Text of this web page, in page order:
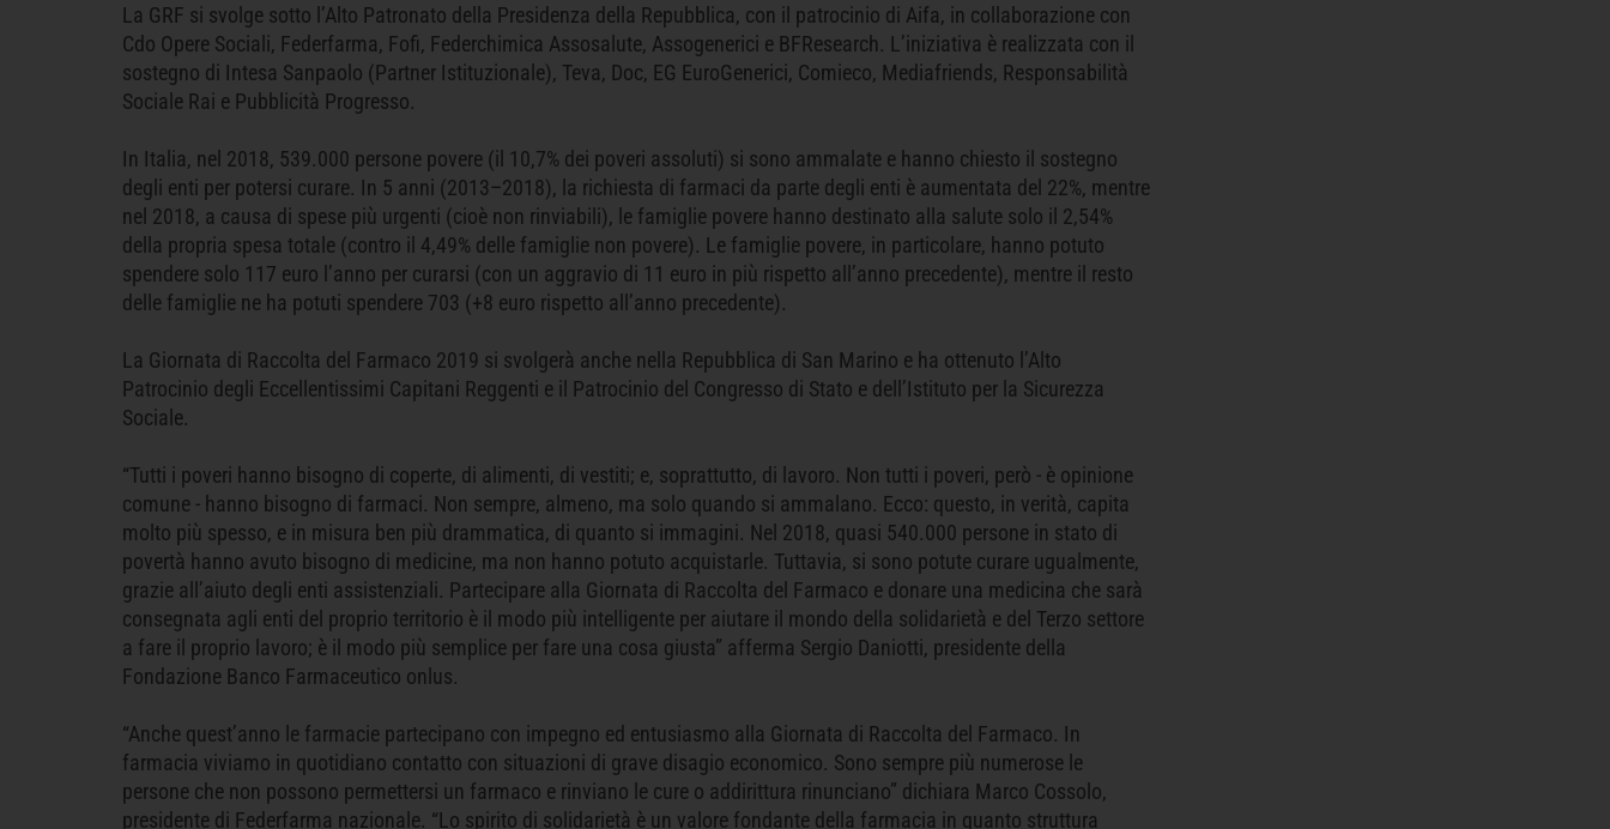
La GRF si svolge sotto l’Alto Patronato della Presidenza della Repubblica, con il patrocinio di Aifa, in collaborazione con
Cdo Opere Sociali, Federfarma, Fofi, Federchimica Assosalute, Assogenerici e BFResearch. L’iniziativa è realizzata con il
sostegno di Intesa Sanpaolo (Partner Istituzionale), Teva, Doc, EG EuroGenerici, Comieco, Mediafriends, Responsabilità
Sociale Rai e Pubblicità Progresso.
In Italia, nel 2018, 539.000 persone povere (il 10,7% dei poveri assoluti) si sono ammalate e hanno chiesto il sostegno
degli enti per potersi curare. In 5 anni (2013–2018), la richiesta di farmaci da parte degli enti è aumentata del 22%, mentre
nel 2018, a causa di spese più urgenti (cioè non rinviabili), le famiglie povere hanno destinato alla salute solo il 2,54%
della propria spesa totale (contro il 4,49% delle famiglie non povere). Le famiglie povere, in particolare, hanno potuto
spendere solo 117 euro l’anno per curarsi (con un aggravio di 11 euro in più rispetto all’anno precedente), mentre il resto
delle famiglie ne ha potuti spendere 703 (+8 euro rispetto all’anno precedente).
La Giornata di Raccolta del Farmaco 2019 si svolgerà anche nella Repubblica di San Marino e ha ottenuto l’Alto
Patrocinio degli Eccellentissimi Capitani Reggenti e il Patrocinio del Congresso di Stato e dell’Istituto per la Sicurezza
Sociale.
“Tutti i poveri hanno bisogno di coperte, di alimenti, di vestiti; e, soprattutto, di lavoro. Non tutti i poveri, però - è opinione
comune - hanno bisogno di farmaci. Non sempre, almeno, ma solo quando si ammalano. Ecco: questo, in verità, capita
molto più spesso, e in misura ben più drammatica, di quanto si immagini. Nel 2018, quasi 540.000 persone in stato di
povertà hanno avuto bisogno di medicine, ma non hanno potuto acquistarle. Tuttavia, si sono potute curare ugualmente,
grazie all’aiuto degli enti assistenziali. Partecipare alla Giornata di Raccolta del Farmaco e donare una medicina che sarà
consegnata agli enti del proprio territorio è il modo più intelligente per aiutare il mondo della solidarietà e del Terzo settore
a fare il proprio lavoro; è il modo più semplice per fare una cosa giusta” afferma Sergio Daniotti, presidente della
Fondazione Banco Farmaceutico onlus.
“Anche quest’anno le farmacie partecipano con impegno ed entusiasmo alla Giornata di Raccolta del Farmaco. In
farmacia viviamo in quotidiano contatto con situazioni di grave disagio economico. Sono sempre più numerose le
persone che non possono permettersi un farmaco e rinviano le cure o addirittura rinunciano” dichiara Marco Cossolo,
presidente di Federfarma nazionale. “Lo spirito di solidarietà è un valore fondante della farmacia in quanto struttura